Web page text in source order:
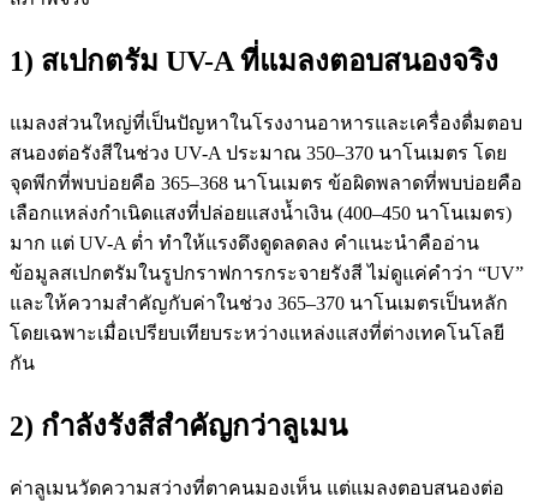
1) สเปกตรัม UV-A ที่แมลงตอบสนองจริง
แมลงส่วนใหญ่ที่เป็นปัญหาในโรงงานอาหารและเครื่องดื่มตอบ
สนองต่อรังสีในช่วง UV-A ประมาณ 350–370 นาโนเมตร โดย
จุดพีกที่พบบ่อยคือ 365–368 นาโนเมตร ข้อผิดพลาดที่พบบ่อยคือ
เลือกแหล่งกำเนิดแสงที่ปล่อยแสงน้ำเงิน (400–450 นาโนเมตร)
มาก แต่ UV-A ต่ำ ทำให้แรงดึงดูดลดลง คำแนะนำคืออ่าน
ข้อมูลสเปกตรัมในรูปกราฟการกระจายรังสี ไม่ดูแค่คำว่า “UV”
และให้ความสำคัญกับค่าในช่วง 365–370 นาโนเมตรเป็นหลัก
โดยเฉพาะเมื่อเปรียบเทียบระหว่างแหล่งแสงที่ต่างเทคโนโลยี
กัน
2) กำลังรังสีสำคัญกว่าลูเมน
ค่าลูเมนวัดความสว่างที่ตาคนมองเห็น แต่แมลงตอบสนองต่อ